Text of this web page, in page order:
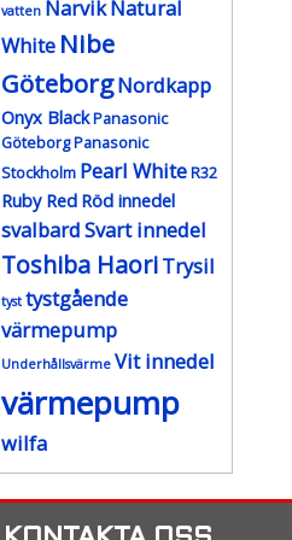
vatten NarvikNatural
White Nibe
GöteborgNordkapp
Onyx Black Panasonic
Göteborg Panasonic
Stockholm Pearl White R32
Ruby Red Röd innedel
svalbardSvart innedel
Toshiba HaoriTrysil
tyst tystgående
värmepump
Underhållsvärme Vit innedel
värmepump
wilfa